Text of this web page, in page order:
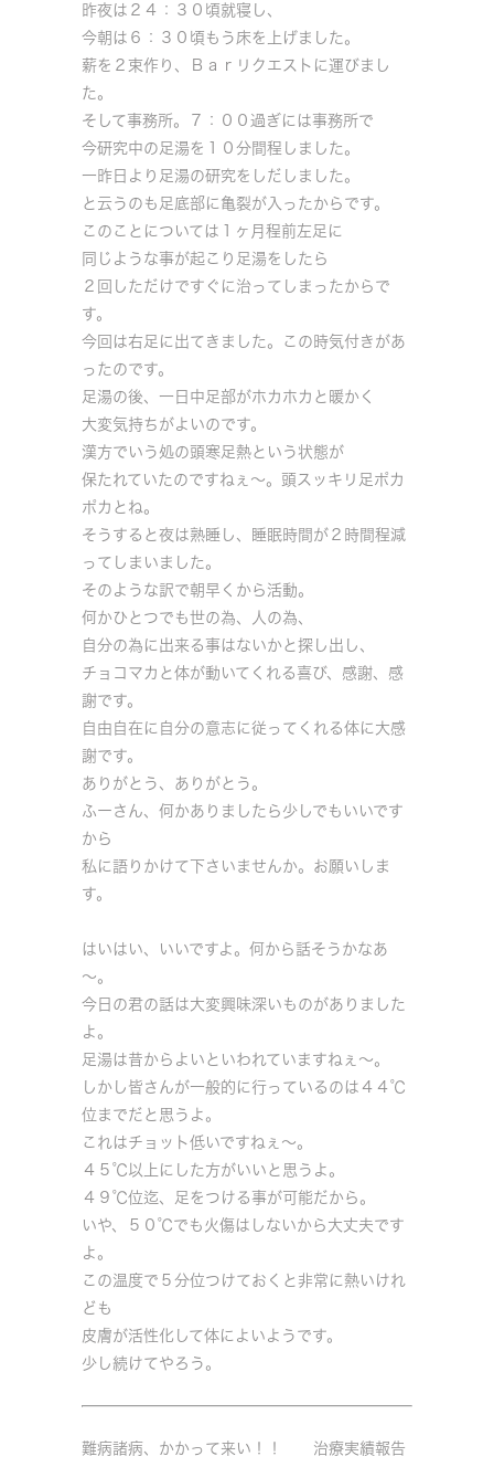
昨夜は２４：３０頃就寝し、
今朝は６：３０頃もう床を上げました。
薪を２束作り、Ｂａｒリクエストに運びまし
た。
そして事務所。７：００過ぎには事務所で
今研究中の足湯を１０分間程しました。
一昨日より足湯の研究をしだしました。
と云うのも足底部に亀裂が入ったからです。
このことについては１ヶ月程前左足に
同じような事が起こり足湯をしたら
２回しただけですぐに治ってしまったからで
す。
今回は右足に出てきました。この時気付きがあ
ったのです。
足湯の後、一日中足部がホカホカと暖かく
大変気持ちがよいのです。
漢方でいう処の頭寒足熱という状態が
保たれていたのですねぇ～。頭スッキリ足ポカ
ポカとね。
そうすると夜は熟睡し、睡眠時間が２時間程減
ってしまいました。
そのような訳で朝早くから活動。
何かひとつでも世の為、人の為、
自分の為に出来る事はないかと探し出し、
チョコマカと体が動いてくれる喜び、感謝、感
謝です。
自由自在に自分の意志に従ってくれる体に大感
謝です。
ありがとう、ありがとう。
ふーさん、何かありましたら少しでもいいです
から
私に語りかけて下さいませんか。お願いしま
す。
はいはい、いいですよ。何から話そうかなあ
～。
今日の君の話は大変興味深いものがありました
よ。
足湯は昔からよいといわれていますねぇ～。
しかし皆さんが一般的に行っているのは４４℃
位までだと思うよ。
これはチョット低いですねぇ～。
４５℃以上にした方がいいと思うよ。
４９℃位迄、足をつける事が可能だから。
いや、５０℃でも火傷はしないから大丈夫です
よ。
この温度で５分位つけておくと非常に熱いけれ
ども
皮膚が活性化して体によいようです。
少し続けてやろう。
難病諸病、かかって来い！！ 治療実績報告